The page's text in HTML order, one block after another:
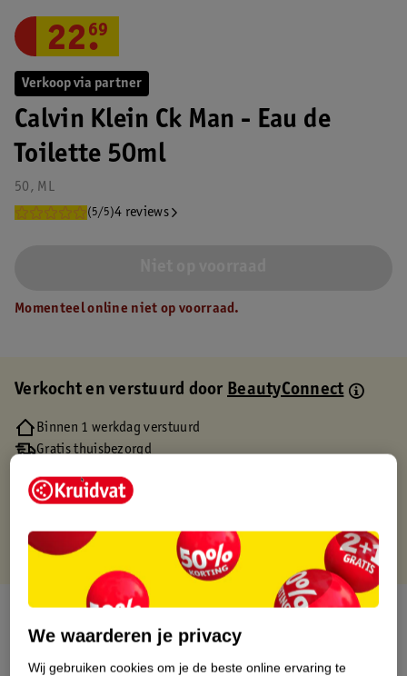
Verkoop via partner
Calvin Klein Ck Man - Eau de
Toilette 50ml
50, ML
(5/5)4 reviews
22.
69
Momenteel online niet op voorraad.
Verkocht en verstuurd doorBeautyConnect
Binnen 1 werkdag verstuurd
Gratis thuisbezorgd
Gratis punten met je Kruidvat kaart
Over dit product
We waarderen je privacy
Wij gebruiken cookies om je de beste online ervaring te